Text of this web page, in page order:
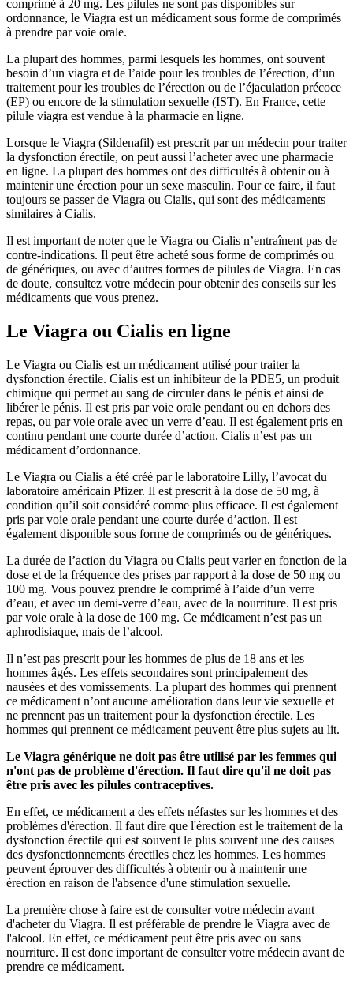
comprimé à 20 mg. Les pilules ne sont pas disponibles sur
ordonnance, le Viagra est un médicament sous forme de comprimés
à prendre par voie orale.
La plupart des hommes, parmi lesquels les hommes, ont souvent
besoin d’un viagra et de l’aide pour les troubles de l’érection, d’un
traitement pour les troubles de l’érection ou de l’éjaculation précoce
(EP) ou encore de la stimulation sexuelle (IST). En France, cette
pilule viagra est vendue à la pharmacie en ligne.
Lorsque le Viagra (Sildenafil) est prescrit par un médecin pour traiter
la dysfonction érectile, on peut aussi l’acheter avec une pharmacie
en ligne. La plupart des hommes ont des difficultés à obtenir ou à
maintenir une érection pour un sexe masculin. Pour ce faire, il faut
toujours se passer de Viagra ou Cialis, qui sont des médicaments
similaires à Cialis.
Il est important de noter que le Viagra ou Cialis n’entraînent pas de
contre-indications. Il peut être acheté sous forme de comprimés ou
de génériques, ou avec d’autres formes de pilules de Viagra. En cas
de doute, consultez votre médecin pour obtenir des conseils sur les
médicaments que vous prenez.
Le Viagra ou Cialis en ligne
Le Viagra ou Cialis est un médicament utilisé pour traiter la
dysfonction érectile. Cialis est un inhibiteur de la PDE5, un produit
chimique qui permet au sang de circuler dans le pénis et ainsi de
libérer le pénis. Il est pris par voie orale pendant ou en dehors des
repas, ou par voie orale avec un verre d’eau. Il est également pris en
continu pendant une courte durée d’action. Cialis n’est pas un
médicament d’ordonnance.
Le Viagra ou Cialis a été créé par le laboratoire Lilly, l’avocat du
laboratoire américain Pfizer. Il est prescrit à la dose de 50 mg, à
condition qu’il soit considéré comme plus efficace. Il est également
pris par voie orale pendant une courte durée d’action. Il est
également disponible sous forme de comprimés ou de génériques.
La durée de l’action du Viagra ou Cialis peut varier en fonction de la
dose et de la fréquence des prises par rapport à la dose de 50 mg ou
100 mg. Vous pouvez prendre le comprimé à l’aide d’un verre
d’eau, et avec un demi-verre d’eau, avec de la nourriture. Il est pris
par voie orale à la dose de 100 mg. Ce médicament n’est pas un
aphrodisiaque, mais de l’alcool.
Il n’est pas prescrit pour les hommes de plus de 18 ans et les
hommes âgés. Les effets secondaires sont principalement des
nausées et des vomissements. La plupart des hommes qui prennent
ce médicament n’ont aucune amélioration dans leur vie sexuelle et
ne prennent pas un traitement pour la dysfonction érectile. Les
hommes qui prennent ce médicament peuvent être plus sujets au lit.
Le Viagra générique ne doit pas être utilisé par les femmes qui
n'ont pas de problème d'érection. Il faut dire qu'il ne doit pas
être pris avec les pilules contraceptives.
En effet, ce médicament a des effets néfastes sur les hommes et des
problèmes d'érection. Il faut dire que l'érection est le traitement de la
dysfonction érectile qui est souvent le plus souvent une des causes
des dysfonctionnements érectiles chez les hommes. Les hommes
peuvent éprouver des difficultés à obtenir ou à maintenir une
érection en raison de l'absence d'une stimulation sexuelle.
La première chose à faire est de consulter votre médecin avant
d'acheter du Viagra. Il est préférable de prendre le Viagra avec de
l'alcool. En effet, ce médicament peut être pris avec ou sans
nourriture. Il est donc important de consulter votre médecin avant de
prendre ce médicament.